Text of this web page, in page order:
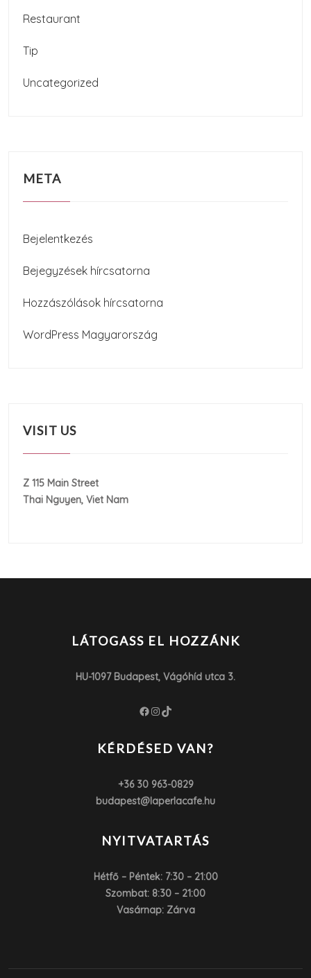
Restaurant
Tip
Uncategorized
META
Bejelentkezés
Bejegyzések hírcsatorna
Hozzászólások hírcsatorna
WordPress Magyarország
VISIT US
Z 115 Main Street
Thai Nguyen, Viet Nam
LÁTOGASS EL HOZZÁNK
HU-1097 Budapest, Vágóhíd utca 3.
Facebook
Instagram
TikTok
KÉRDÉSED VAN?
+36 30 963-0829
budapest@laperlacafe.hu
NYITVATARTÁS
Hétfő – Péntek: 7:30 – 21:00
Szombat: 8:30 – 21:00
Vasárnap: Zárva